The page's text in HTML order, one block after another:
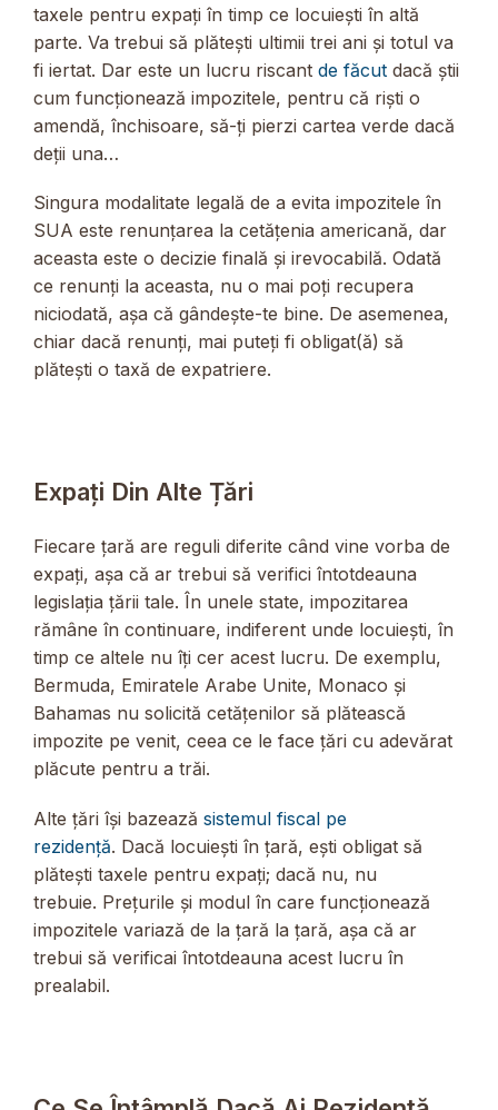
taxele pentru expați în timp ce locuiești în altă
parte. Va trebui să plătești ultimii trei ani și totul va
fi iertat. Dar este un lucru riscant de făcut dacă știi
cum funcționează impozitele, pentru că riști o
amendă, închisoare, să-ți pierzi cartea verde dacă
deții una…
Singura modalitate legală de a evita impozitele în
SUA este renunțarea la cetățenia americană, dar
aceasta este o decizie finală și irevocabilă. Odată
ce renunți la aceasta, nu o mai poți recupera
niciodată, așa că gândește-te bine. De asemenea,
chiar dacă renunți, mai puteți fi obligat(ă) să
plătești o taxă de expatriere.
Expați Din Alte Țări
Fiecare țară are reguli diferite când vine vorba de
expați, așa că ar trebui să verifici întotdeauna
legislația țării tale. În unele state, impozitarea
rămâne în continuare, indiferent unde locuiești, în
timp ce altele nu îți cer acest lucru. De exemplu,
Bermuda, Emiratele Arabe Unite, Monaco și
Bahamas nu solicită cetățenilor să plătească
impozite pe venit, ceea ce le face țări cu adevărat
plăcute pentru a trăi.
Alte țări își bazează sistemul fiscal pe
rezidență. Dacă locuiești în țară, ești obligat să
plătești taxele pentru expați; dacă nu, nu
trebuie. Prețurile și modul în care funcționează
impozitele variază de la țară la țară, așa că ar
trebui să verificai întotdeauna acest lucru în
prealabil.